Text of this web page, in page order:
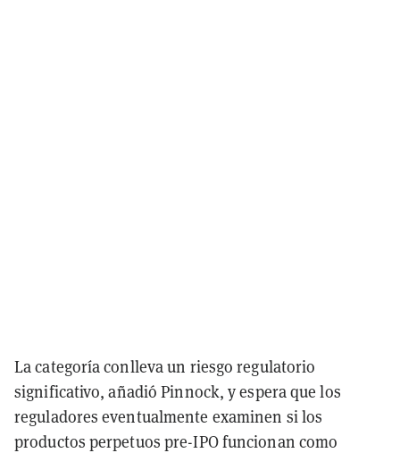
La categoría conlleva un riesgo regulatorio
significativo, añadió Pinnock, y espera que los
reguladores eventualmente examinen si los
productos perpetuos pre-IPO funcionan como